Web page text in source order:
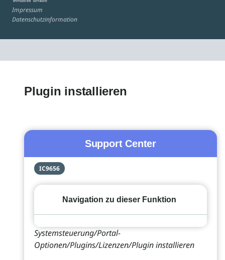
Impressum
Datenschutzinformation
Plugin installieren
Support Center
IC9656
Navigation zu dieser Funktion
Systemsteuerung/Portal-
Optionen/Plugins/Lizenzen/Plugin installieren